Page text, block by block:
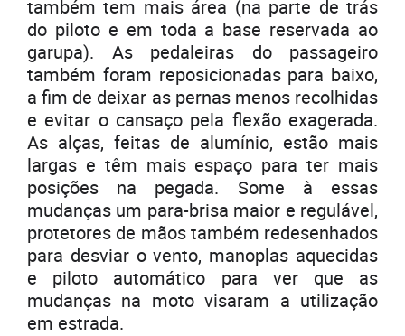
também tem mais área (na parte de trás
do piloto e em toda a base reservada ao
garupa). As pedaleiras do passageiro
também foram reposicionadas para baixo,
a fim de deixar as pernas menos recolhidas
e evitar o cansaço pela flexão exagerada.
As alças, feitas de alumínio, estão mais
largas e têm mais espaço para ter mais
posições na pegada. Some à essas
mudanças um para-brisa maior e regulável,
protetores de mãos também redesenhados
para desviar o vento, manoplas aquecidas
e piloto automático para ver que as
mudanças na moto visaram a utilização
em estrada.